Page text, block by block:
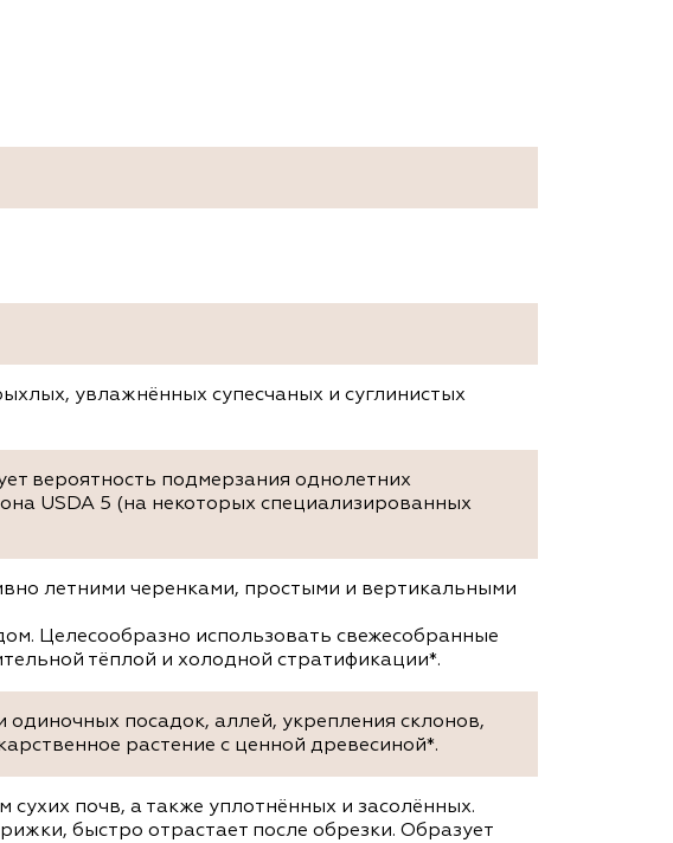
увлажнённых супесчаных и суглинистых
вероятность подмерзания однолетних
USDA 5 (на некоторых специализированных
летними черенками, простыми и вертикальными
Целесообразно использовать свежесобранные
тёплой и холодной стратификации*.
посадок, аллей, укрепления склонов,
растение с ценной древесиной*.
сухих почв, а также уплотнённых и засолённых.
быстро отрастает после обрезки. Образует